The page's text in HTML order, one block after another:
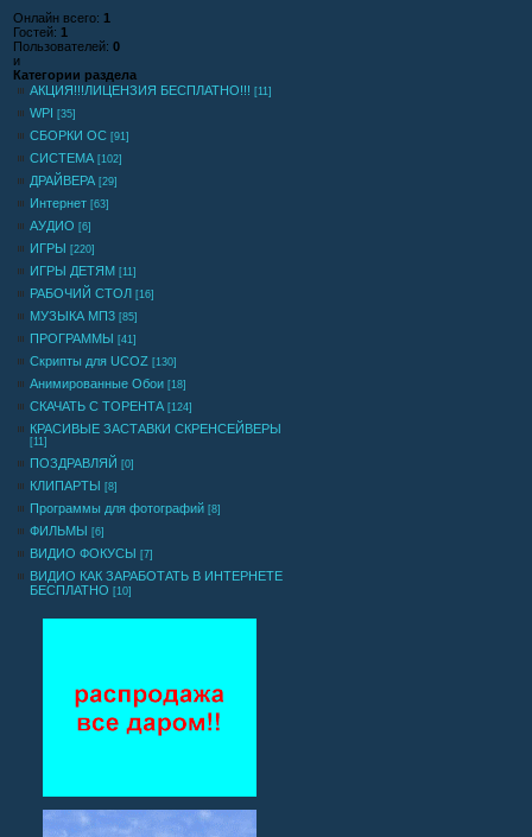
Онлайн всего: 1
Гостей: 1
Пользователей: 0
и
Категории раздела
АКЦИЯ!!!ЛИЦЕНЗИЯ БЕСПЛАТНО!!! [11]
WPI [35]
СБОРКИ ОС [91]
СИСТЕМА [102]
ДРАЙВЕРА [29]
Интернет [63]
АУДИО [6]
ИГРЫ [220]
ИГРЫ ДЕТЯМ [11]
РАБОЧИЙ СТОЛ [16]
МУЗЫКА МП3 [85]
ПРОГРАММЫ [41]
Скрипты для UCOZ [130]
Анимированные Обои [18]
СКАЧАТЬ С ТОРЕНТА [124]
КРАСИВЫЕ ЗАСТАВКИ СКРЕНСЕЙВЕРЫ
[11]
ПОЗДРАВЛЯЙ [0]
КЛИПАРТЫ [8]
Программы для фотографий [8]
ФИЛЬМЫ [6]
ВИДИО ФОКУСЫ [7]
ВИДИО КАК ЗАРАБОТАТЬ В ИНТЕРНЕТЕ
БЕСПЛАТНО [10]